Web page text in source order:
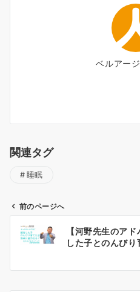
ベルアー
関連タグ
睡眠
投
前のページへ
【河野先生のア
した子とのんびり